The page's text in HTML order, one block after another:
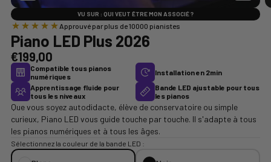
VU SUR : QUI VEUT ÊTRE MON ASSOCIÉ ?
Approuvé par plus de 10000 pianistes
Piano LED Plus 2026
€199,00
Compatible tous pianos
numériques
Installation en 2min
Apprentissage fluide pour
tous les niveaux
Bande LED ajustable pour tous
les pianos
Que vous soyez autodidacte, élève de conservatoire ou simple
curieux, Piano LED vous guide touche par touche. Il s'adapte à tous
les pianos numériques et à tous les âges.
Sélectionnez la couleur de la bande LED :